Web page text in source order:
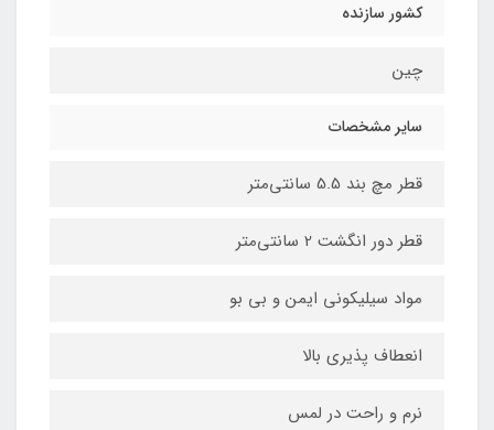
کشور سازنده
چین
سایر مشخصات
قطر مچ بند 5.5 سانتی‌متر
قطر دور انگشت 2 سانتی‌متر
مواد سیلیکونی ایمن و بی بو
انعطاف پذیری بالا
نرم و راحت در لمس